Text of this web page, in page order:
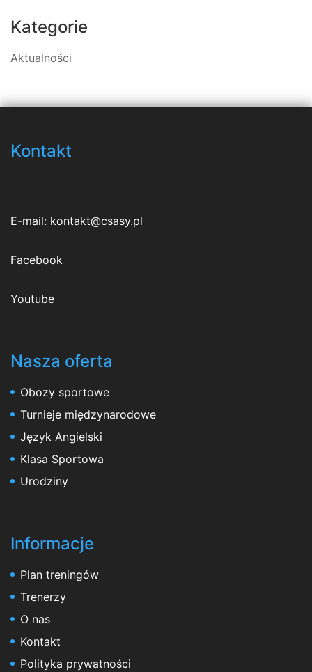
Kategorie
Aktualności
Kontakt
E-mail: kontakt@csasy.pl
Facebook
Youtube
Nasza oferta
Obozy sportowe
Turnieje międzynarodowe
Język Angielski
Klasa Sportowa
Urodziny
Informacje
Plan treningów
Trenerzy
O nas
Kontakt
Polityka prywatności